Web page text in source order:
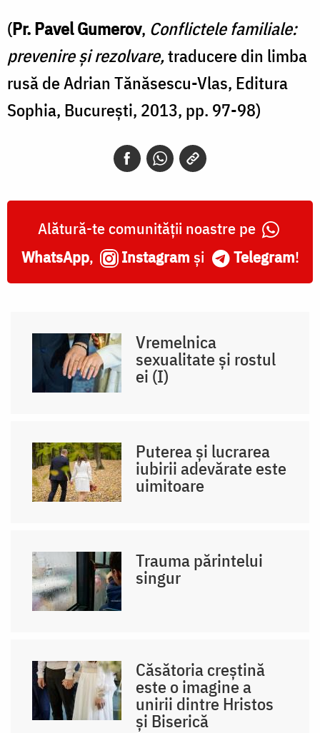
(Pr. Pavel Gumerov, Conflictele familiale:
prevenire și rezolvare,traducere din limba
rusă de Adrian Tănăsescu-Vlas, Editura
Sophia, București, 2013, pp. 97-98)
Alătură-te comunității noastre pe
WhatsApp, Instagram și Telegram!
Vremelnica
sexualitate și rostul
ei (I)
Puterea și lucrarea
iubirii adevărate este
uimitoare
Trauma părintelui
singur
Căsătoria creștină
este o imagine a
unirii dintre Hristos
și Biserică